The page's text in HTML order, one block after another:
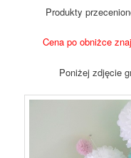
Produkty
Cena po obniżce
Poniżej zdjęcie